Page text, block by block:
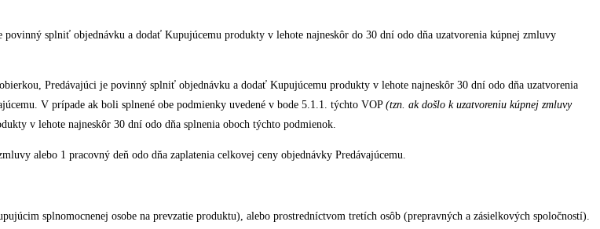
splniť objednávku a dodať Kupujúcemu produkty v lehote najneskôr do 30 dní odo dňa uzatvorenia kúpnej zmluvy
Predávajúci je povinný splniť objednávku a dodať Kupujúcemu produkty v lehote najneskôr 30 dní odo dňa uzatvorenia
V prípade ak boli splnené obe podmienky uvedené v bode 5.1.1. týchto VOP (tzn. ak došlo k uzatvoreniu kúpnej zmluvy
v lehote najneskôr 30 dní odo dňa splnenia oboch týchto podmienok.
alebo 1 pracovný deň odo dňa zaplatenia celkovej ceny objednávky Predávajúcemu.
splnomocnenej osobe na prevzatie produktu), alebo prostredníctvom tretích osôb (prepravných a zásielkových spoločností).